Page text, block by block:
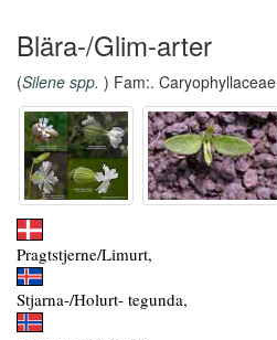
Blära-/Glim-arter
(Silene spp. ) Fam:. Caryophyllaceae
Pragtstjerne/Limurt,
Stjarna-/Holurt- tegunda,